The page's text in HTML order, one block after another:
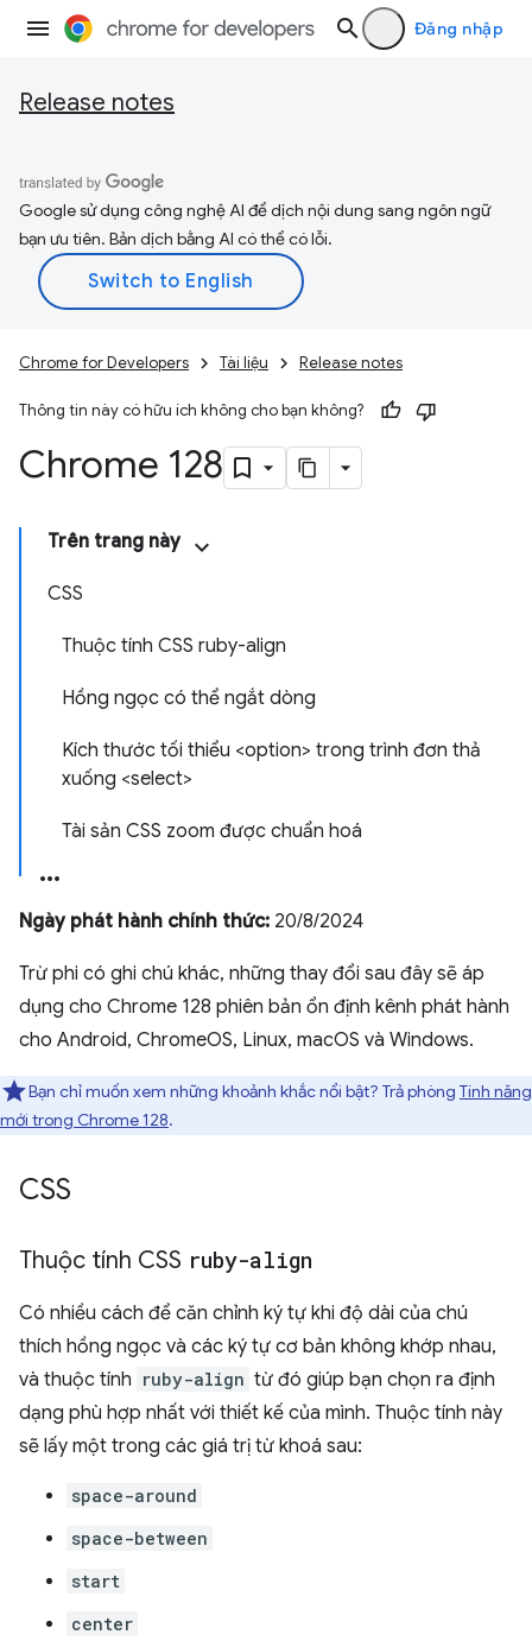
Đăng nhập
Release notes
Google sử dụng công nghệ AI để dịch nội dung sang ngôn ngữ
bạn ưu tiên. Bản dịch bằng AI có thể có lỗi.
Chrome for Developers Tài liệu Release notes
Thông tin này có hữu ích không cho bạn không?
Chrome 128
Trên trang này
CSS
Thuộc tính CSS ruby-align
Hồng ngọc có thể ngắt dòng
Kích thước tối thiểu <option> trong trình đơn thả
xuống <select>
Tài sản CSS zoom được chuẩn hoá
Ngày phát hành chính thức: 20/8/2024
Trừ phi có ghi chú khác, những thay đổi sau đây sẽ áp
dụng cho Chrome 128 phiên bản ổn định kênh phát hành
cho Android, ChromeOS, Linux, macOS và Windows.
Bạn chỉ muốn xem những khoảnh khắc nổi bật? Trả phòng Tính năng
mới trong Chrome 128.
CSS
Thuộc tính CSS ruby-align
Có nhiều cách để căn chỉnh ký tự khi độ dài của chú
thích hồng ngọc và các ký tự cơ bản không khớp nhau,
và thuộc tính ruby-align từ đó giúp bạn chọn ra định
dạng phù hợp nhất với thiết kế của mình. Thuộc tính này
sẽ lấy một trong các giá trị từ khoá sau:
space-around
space-between
start
center